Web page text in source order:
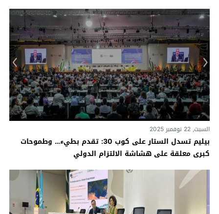
السبت, 22 نوفمبر 2025
بيليم تسدل الستار على كوب 30: تقدم بطيء… وطموحات
كبرى معلقة على هشاشة الالتزام الدولي